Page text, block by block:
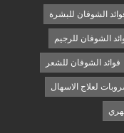
الشوفان للبشرة
الشوفان للرجيم
فوائد الشوفان للشعر
لعلاج الاسهال